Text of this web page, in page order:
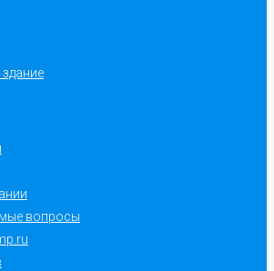
вопросы